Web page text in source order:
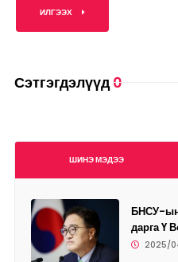
ИЛГЭЭХ
Сэтгэгдэлүүд0
ШИНЭ МЭДЭЭ
БНСУ-ын
дарга Ү
2025/